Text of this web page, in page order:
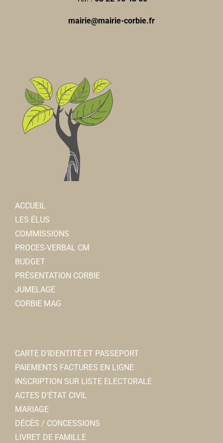
mairie@mairie-corbie.fr
ACCUEIL
LES ÉLUS
COMMISSIONS
PROCES-VERBAL CM
BUDGET
PRÉSENTATION CORBIE
JUMELAGE
CORBIE MAG
CARTE D’IDENTITÉ ET PASSEPORT
PAIEMENTS FACTURES EN LIGNE
INSCRIPTION SUR LISTE ELECTORALE
ACTES D’ÉTAT CIVIL
MARIAGE
DÉCÈS / CONCESSIONS
LIVRET DE FAMILLE